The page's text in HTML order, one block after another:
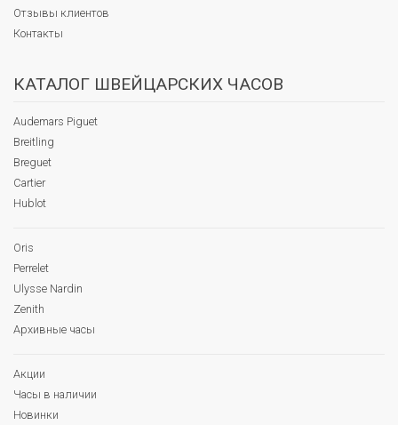
Отзывы клиентов
Контакты
КАТАЛОГ ШВЕЙЦАРСКИХ ЧАСОВ
Audemars Piguet
Breitling
Breguet
Cartier
Hublot
Oris
Perrelet
Ulysse Nardin
Zenith
Архивные часы
Акции
Часы в наличии
Новинки